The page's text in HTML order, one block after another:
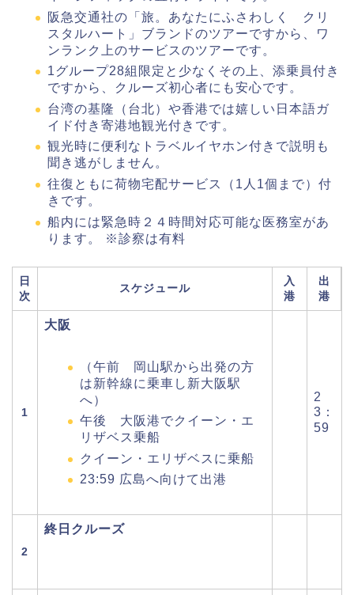
阪急交通社の「旅。あなたにふさわしく クリ
スタルハート」ブランドのツアーですから、ワ
ンランク上のサービスのツアーです。
1グループ28組限定と少なくその上、添乗員付き
ですから、クルーズ初心者にも安心です。
台湾の基隆（台北）や香港では嬉しい日本語ガ
イド付き寄港地観光付きです。
観光時に便利なトラベルイヤホン付きで説明も
聞き逃がしません。
往復ともに荷物宅配サービス（1人1個まで）付
きです。
船内には緊急時２４時間対応可能な医務室があ
ります。 ※診察は有料
日
次
スケジュール
入
港
出
港
1
大阪
（午前 岡山駅から出発の方
は新幹線に乗車し新大阪駅
へ）
午後 大阪港でクイーン・エ
リザベス乗船
クイーン・エリザベスに乗船
23:59 広島へ向けて出港
2
3：
59
2
終日クルーズ